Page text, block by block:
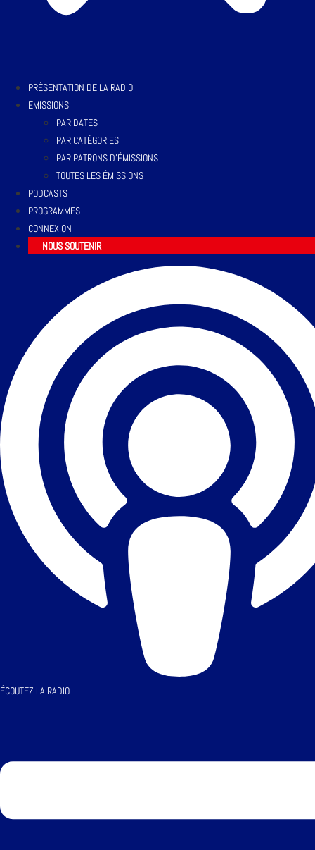
PRÉSENTATION DE LA RADIO
EMISSIONS
PAR DATES
PAR CATÉGORIES
PAR PATRONS D’ÉMISSIONS
TOUTES LES ÉMISSIONS
PODCASTS
PROGRAMMES
CONNEXION
NOUS SOUTENIR
ÉCOUTEZ LA RADIO